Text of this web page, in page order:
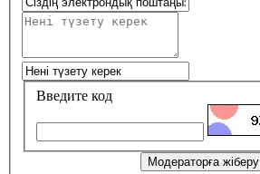
Введите код
Модераторға жіберу